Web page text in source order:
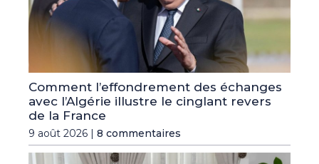
Comment l’effondrement des échanges
avec l’Algérie illustre le cinglant revers
de la France
9 août 2026 | 8 commentaires